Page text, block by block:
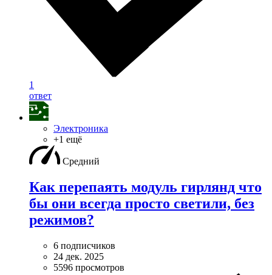
1
ответ
Электроника
+1 ещё
Средний
Как перепаять модуль гирлянд что
бы они всегда просто светили, без
режимов?
6 подписчиков
24 дек. 2025
5596 просмотров